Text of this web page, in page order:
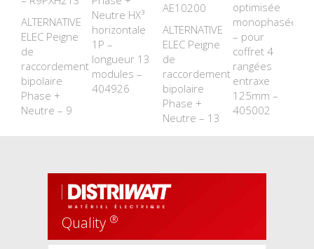
ALTERNATIVE
ELEC Peigne
de
raccordement
bipolaire
Phase +
Neutre – 9
Neutre HX³
horizontale
1P –
longueur 13
modules –
404926
AE10200
ALTERNATIVE
ELEC Peigne
de
raccordement
bipolaire
Phase +
Neutre – 13
optimisée
monophasée
– pour
coffret 4
rangées
entraxe
125mm –
405002
Quality ®